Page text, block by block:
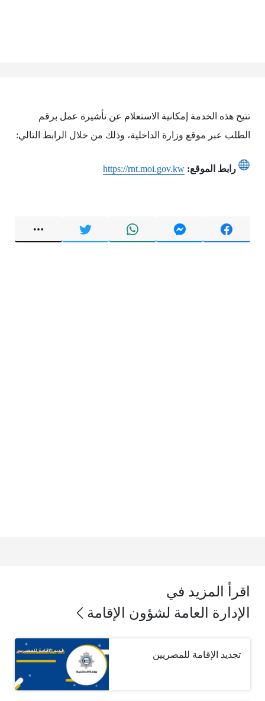
تتيح هذه الخدمة إمكانية الاستعلام عن تأشيرة عمل برقم
الطلب عبر موقع وزارة الداخلية، وذلك من خلال الرابط التالي:
رابط الموقع: https://rnt.moi.gov.kw
اقرأ المزيد في
الإدارة العامة لشؤون الإقامة
تجديد الإقامة للمصريين